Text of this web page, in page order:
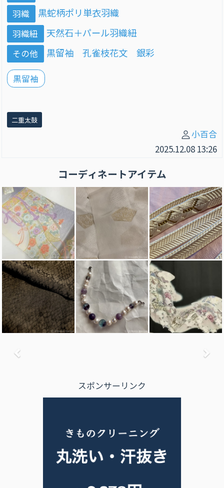
羽織 黒蛇柄ポリ単衣羽織
羽織紐 天然石＋パール羽織紐
その他 黒留袖 孔雀枝花文 銀彩
黒留袖
二重太鼓
小百合
2025.12.08 13:26
コーディネートアイテム
スポンサーリンク